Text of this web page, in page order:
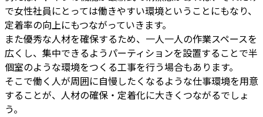
で女性社員にとっては働きやすい環境ということにもなり、
定着率の向上にもつながっていきます。
また優秀な人材を確保するため、一人一人の作業スペースを
広くし、集中できるようパーティションを設置することで半
個室のような環境をつくる工事を行う場合もあります。
そこで働く人が周囲に自慢したくなるような仕事環境を用意
することが、人材の確保・定着化に大きくつながるでしょ
う。